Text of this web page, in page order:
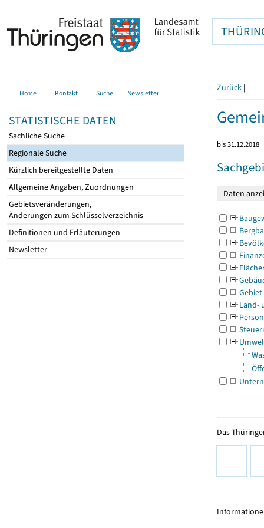
Home Kontakt Suche Newsletter
STATISTISCHE DATEN
Sachliche Suche
Regionale Suche
Kürzlich bereitgestellte Daten
Allgemeine Angaben, Zuordnungen
Gebietsveränderungen,
Änderungen zum Schlüsselverzeichnis
Definitionen und Erläuterungen
Newsletter
Zurück |
bis 31.12.2018
Gebiet
Land-
Das